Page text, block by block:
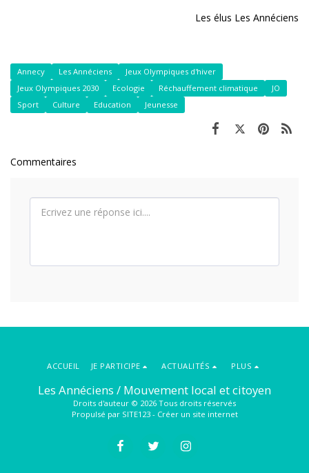
Les élus Les Annéciens
Annecy Les Annéciens
Jeux Olympiques d'hiver
Jeux Olympiques 2030
Ecologie Réchauffement climatique
JO
Sport
Culture Education Jeunesse
Commentaires
Les Annéciens / Mouvement local et citoyen
Droits d'auteur © 2026 Tous droits réservés
Propulsé par SITE123- Créer un site internet
ACCUEIL JE PARTICIPE ACTUALITÉS PLUS